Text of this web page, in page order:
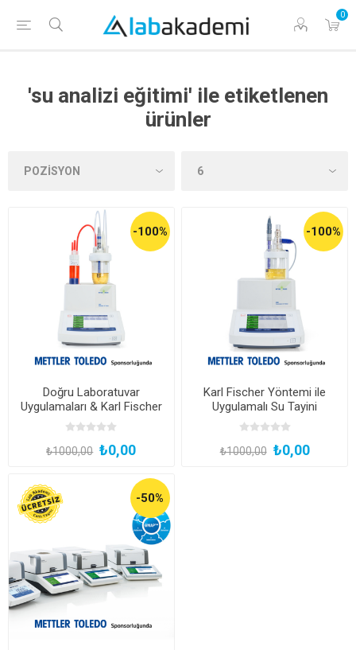
0
'su analizi eğitimi' ile etiketlenen
ürünler
-100%
Doğru Laboratuvar
Uygulamaları & Karl Fischer
Su Tayini
₺1000,00 ₺0,00
-100%
Karl Fischer Yöntemi ile
Uygulamalı Su Tayini
₺1000,00 ₺0,00
-50%